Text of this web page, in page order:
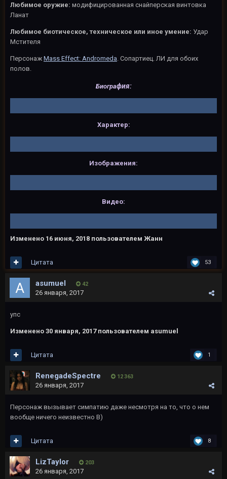
Любимое оружие: модифицированная снайперская винтовка
Ланат
Любимое биотическое, техническое или иное умение: Удар
Мстителя
Персонаж Mass Effect: Andromeda . Сопартиец. ЛИ для обоих
полов.
Биография:
Характер:
Изображения:
Видео:
Изменено 16 июня, 2018 пользователем Жанн
53
Цитата
asumuel 42
26 января, 2017
упс
Изменено 30 января, 2017пользователем asumuel
1
Цитата
RenegadeSpectre 12 363
26 января, 2017
Персонаж вызывает симпатию даже несмотря на то, что о нем
вообще ничего неизвестно В)
8
Цитата
LizTaylor 203
26 января, 2017